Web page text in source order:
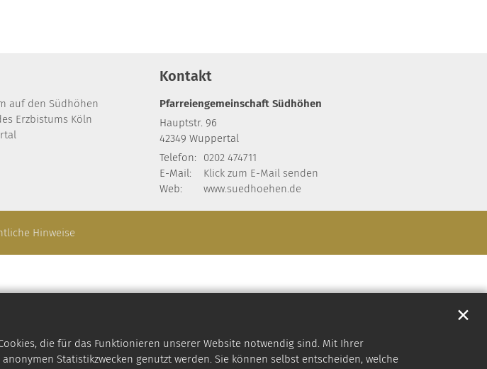
die für das Funktionieren unserer Website notwendig sind. Mit Ihrer
Statistikzwecken genutzt werden. Sie können selbst entscheiden, welche
✕
auf den Südhöhen
Erzbistums Köln
Kontakt
Pfarreiengemeinschaft Südhöhen
Hauptstr. 96
42349 Wuppertal
Telefon:
0202 474711
E-Mail:
Klick zum E-Mail senden
Web:
www.suedhoehen.de
Hinweise